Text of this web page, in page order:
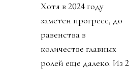
Хотя в 2024 году
заметен прогресс, до
равенства в
количестве главных
ролей еще далеко. Из 2